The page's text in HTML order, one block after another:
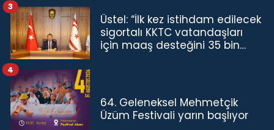
Üstel: “İlk kez istihdam edilecek
sigortalı KKTC vatandaşları
için maaş desteğini 35 bin
3
64. Geleneksel Mehmetçik
Üzüm Festivali yarın başlıyor
4